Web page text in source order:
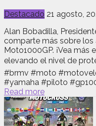
Destacado 21 agosto,
Alan Bobadilla,
comparte más sobre los
Moto1000GP. ¡Vea
elevando el nivel de
#brmv #moto
#yamaha #piloto
Read more